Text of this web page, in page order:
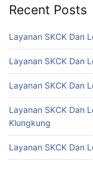
Recent Posts
Layanan SKCK Dan
Layanan SKCK Dan
Layanan SKCK Dan
Layanan SKCK Dan
Klungkung
Layanan SKCK Dan